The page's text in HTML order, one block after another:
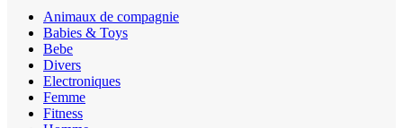
Animaux de compagnie
Babies & Toys
Bebe
Divers
Electroniques
Femme
Fitness